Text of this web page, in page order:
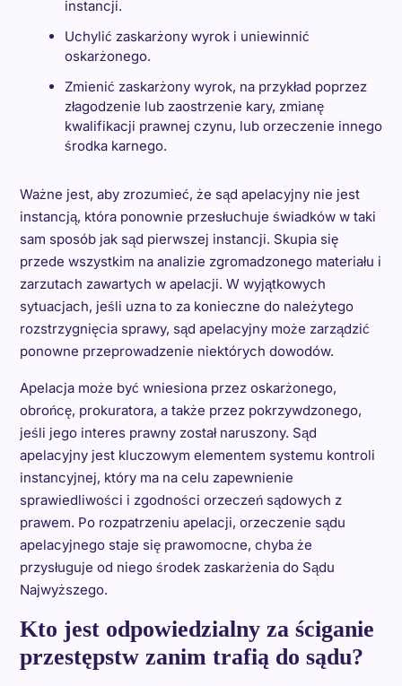
instancji.
Uchylić zaskarżony wyrok i uniewinnić
oskarżonego.
Zmienić zaskarżony wyrok, na przykład poprzez
złagodzenie lub zaostrzenie kary, zmianę
kwalifikacji prawnej czynu, lub orzeczenie innego
środka karnego.
Ważne jest, aby zrozumieć, że sąd apelacyjny nie jest
instancją, która ponownie przesłuchuje świadków w taki
sam sposób jak sąd pierwszej instancji. Skupia się
przede wszystkim na analizie zgromadzonego materiału i
zarzutach zawartych w apelacji. W wyjątkowych
sytuacjach, jeśli uzna to za konieczne do należytego
rozstrzygnięcia sprawy, sąd apelacyjny może zarządzić
ponowne przeprowadzenie niektórych dowodów.
Apelacja może być wniesiona przez oskarżonego,
obrońcę, prokuratora, a także przez pokrzywdzonego,
jeśli jego interes prawny został naruszony. Sąd
apelacyjny jest kluczowym elementem systemu kontroli
instancyjnej, który ma na celu zapewnienie
sprawiedliwości i zgodności orzeczeń sądowych z
prawem. Po rozpatrzeniu apelacji, orzeczenie sądu
apelacyjnego staje się prawomocne, chyba że
przysługuje od niego środek zaskarżenia do Sądu
Najwyższego.
Kto jest odpowiedzialny za ściganie
przestępstw zanim trafią do sądu?